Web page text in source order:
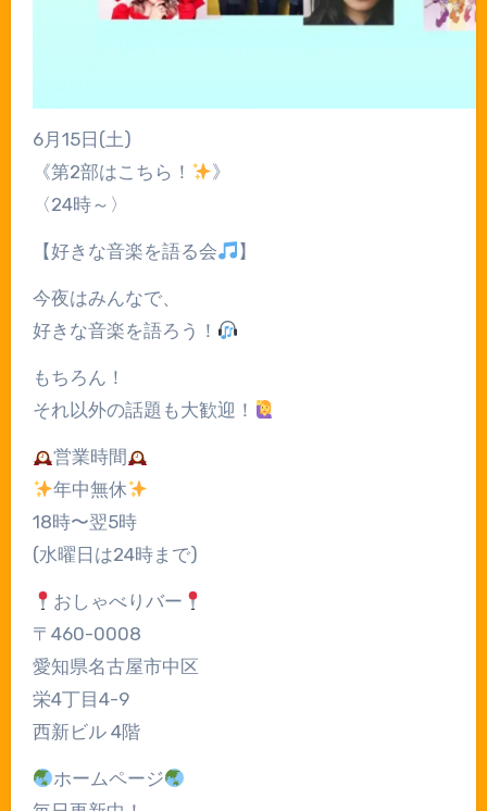
⁡6月15日(土)
《第2部はこちら！
》
〈24時～〉
【好きな音楽を語る会 】
今夜はみんなで、
好きな音楽を語ろう！
もちろん！
それ以外の話題も大歓迎！
営業時間
年中無休
18時〜翌5時
(水曜日は24時まで)
おしゃべりバー
〒460-0008
愛知県名古屋市中区
栄4丁目4-9
西新ビル 4階
ホームページ